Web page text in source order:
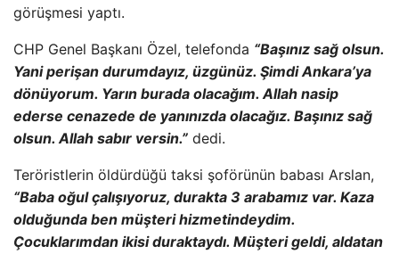
görüşmesi yaptı.
CHP Genel Başkanı Özel, telefonda “Başınız sağ olsun.
Yani perişan durumdayız, üzgünüz. Şimdi Ankara’ya
dönüyorum. Yarın burada olacağım. Allah nasip
ederse cenazede de yanınızda olacağız. Başınız sağ
olsun. Allah sabır versin.” dedi.
Teröristlerin öldürdüğü taksi şoförünün babası Arslan,
“Baba oğul çalışıyoruz, durakta 3 arabamız var. Kaza
olduğunda ben müşteri hizmetindeydim.
Çocuklarımdan ikisi duraktaydı. Müşteri geldi, aldatan